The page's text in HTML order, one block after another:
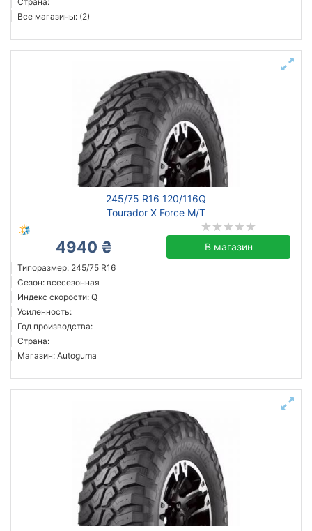
Все магазины: (2)
245/75 R16 120/116Q
Tourador X Force M/T
4940 ₴ В магазин
Типоразмер: 245/75 R16
Сезон: всесезонная
Индекс скорости: Q
Усиленность:
Год производства:
Страна:
Магазин: Autoguma